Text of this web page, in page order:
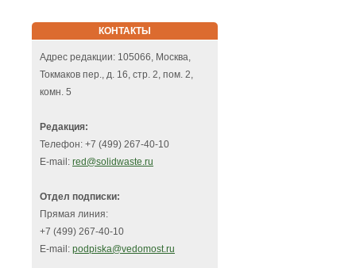
КОНТАКТЫ
Адрес редакции: 105066, Москва,
Токмаков пер., д. 16, стр. 2, пом. 2,
комн. 5
Редакция:
Телефон: +7 (499) 267-40-10
E-mail: red@solidwaste.ru
Отдел подписки:
Прямая линия:
+7 (499) 267-40-10
E-mail: podpiska@vedomost.ru